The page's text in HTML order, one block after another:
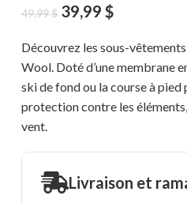
49,99$ Le
prix
initial
était :
49,99 $.
39,99 $Le
actuel
est :
39,99 $.
Découvrez les sous-
Wool. Doté d’une membrane
ski de fond ou la course à
protection contre les
vent.
Livraison et